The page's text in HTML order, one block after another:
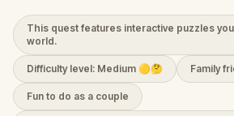
This quest features interactive puzzles
world.
Difficulty level: Medium 🟡🤔 Family
Fun to do as a couple